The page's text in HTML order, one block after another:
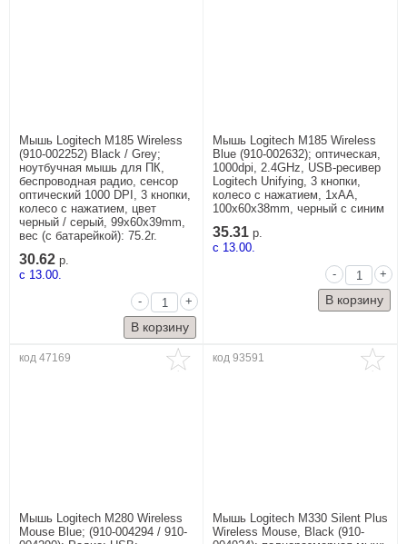
Мышь Logitech M185 Wireless
(910-002252) Black / Grey;
ноутбучная мышь для ПК,
беспроводная радио, сенсор
оптический 1000 DPI, 3 кнопки,
колесо с нажатием, цвет
черный / серый, 99x60x39mm,
вес (с батарейкой): 75.2г.
30.62 р.
c 13.00.
-
+
Мышь Logitech M185 Wireless
Blue (910-002632); оптическая,
1000dpi, 2.4GHz, USB-ресивер
Logitech Unifying, 3 кнопки,
колесо с нажатием, 1xAA,
100x60x38mm, черный с синим
35.31 р.
c 13.00.
-
+
код 47169
Мышь Logitech M280 Wireless
Mouse Blue; (910-004294 / 910-
код 93591
Мышь Logitech M330 Silent Plus
Wireless Mouse, Black (910-